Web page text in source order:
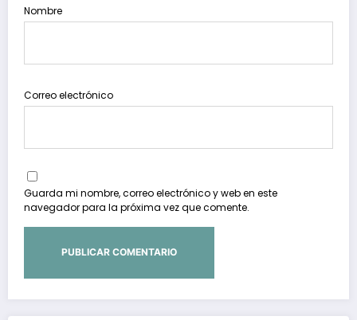
Nombre
Correo electrónico
Guarda mi nombre, correo electrónico y web en este
navegador para la próxima vez que comente.